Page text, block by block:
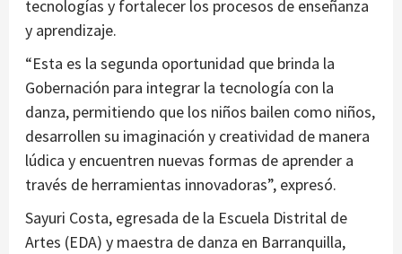
tecnologías y fortalecer los procesos de enseñanza
y aprendizaje.
“Esta es la segunda oportunidad que brinda la
Gobernación para integrar la tecnología con la
danza, permitiendo que los niños bailen como niños,
desarrollen su imaginación y creatividad de manera
lúdica y encuentren nuevas formas de aprender a
través de herramientas innovadoras”, expresó.
Sayuri Costa, egresada de la Escuela Distrital de
Artes (EDA) y maestra de danza en Barranquilla,